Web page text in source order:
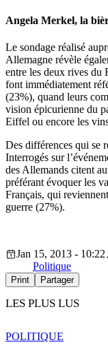
Angela Merkel, la
Le sondage réalisé
Allemagne révèle
entre les deux rives du
font immédiatement
(23%), quand leurs
vision épicurienne du
Eiffel ou encore les
Des différences qui se
Interrogés sur
des Allemands citent
préférant évoquer les
Français, qui
guerre (27%).
Jan 15, 2013 - 10:22
Politique
Print Partager
LES PLUS LUS
POLITIQUE